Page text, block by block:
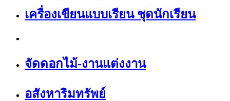
เครื่องเขียนแบบเรียน ชุดนักเรียน
จัดดอกไม้-งานแต่งงาน
อสังหาริมทรัพย์